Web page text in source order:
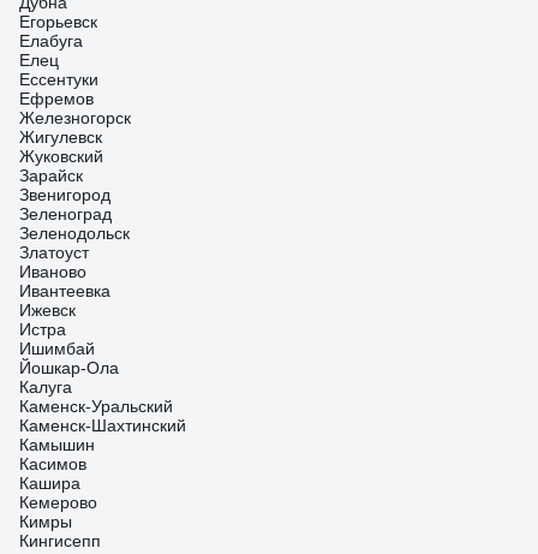
Егорьевск
Елабуга
Елец
Ессентуки
Ефремов
Железногорск
Жигулевск
Жуковский
Зарайск
Звенигород
Зеленоград
Зеленодольск
Златоуст
Иваново
Ивантеевка
Ижевск
Истра
Ишимбай
Йошкар-Ола
Калуга
Каменск-Уральский
Каменск-Шахтинский
Камышин
Касимов
Кашира
Кемерово
Кимры
Кингисепп